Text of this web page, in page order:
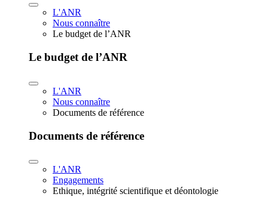
L'ANR
Nous connaître
Le budget de l’ANR
Le budget de l’ANR
L'ANR
Nous connaître
Documents de référence
Documents de référence
L'ANR
Engagements
Ethique, intégrité scientifique et déontologie